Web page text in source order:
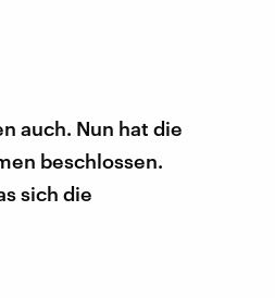
auch. Nun hat die
beschlossen.
sich die